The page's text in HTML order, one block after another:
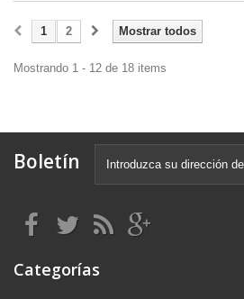
Mostrar todos
1 2
Mostrando 1 - 12 de 18 items
Boletín
Categorías